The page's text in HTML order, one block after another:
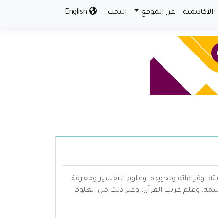
الأكاديمية عن الموقع البحث
وقراءاته وتجويده، وعلوم التفسير ومعرفة
وعلم غريب القرآن، وغير ذلك من العلوم